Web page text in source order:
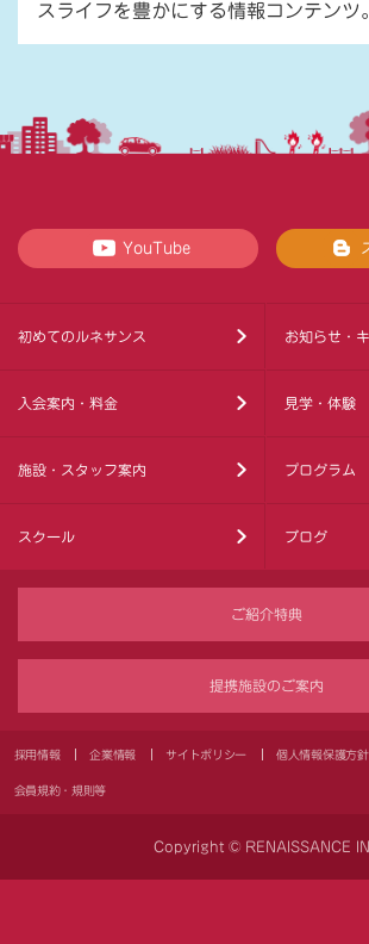
スライフを豊かにする情報コンテンツ。
YouTube
初めてのルネサンス お知らせ・
入会案内・料金 見学・体験
施設・スタッフ案内 プログラム
スクール ブログ
ご紹介特典
提携施設のご案内
採用情報 企業情報 サイトポリシー 個人情報保護方針
会員規約・規則等
Copyright © RENAISSANCE